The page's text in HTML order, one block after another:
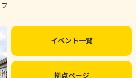
イベント一覧
拠点ページ